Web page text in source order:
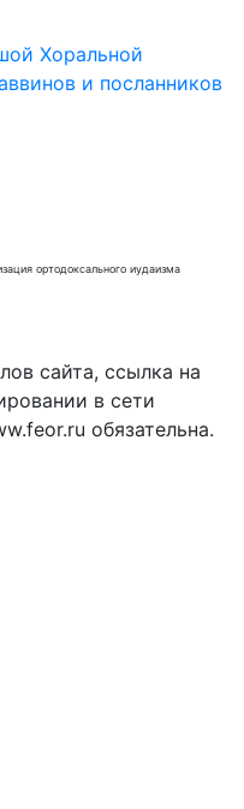
Хоральной
и посланников
ортодоксального иудаизма
сайта, ссылка на
в сети
обязательна.